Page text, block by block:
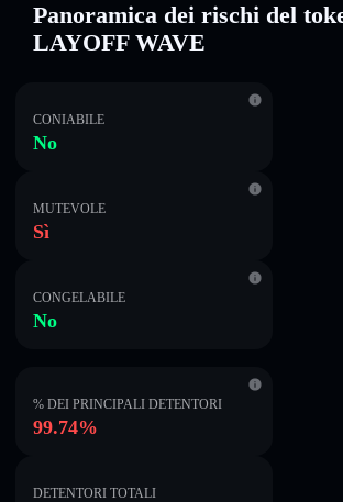
Panoramica dei rischi del
LAYOFF WAVE
CONIABILE
No
MUTEVOLE
Sì
CONGELABILE
No
% DEI PRINCIPALI DETENTORI
99.74%
DETENTORI TOTALI